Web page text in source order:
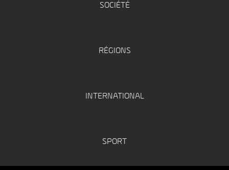
SOCIÉTÉ
RÉGIONS
INTERNATIONAL
SPORT